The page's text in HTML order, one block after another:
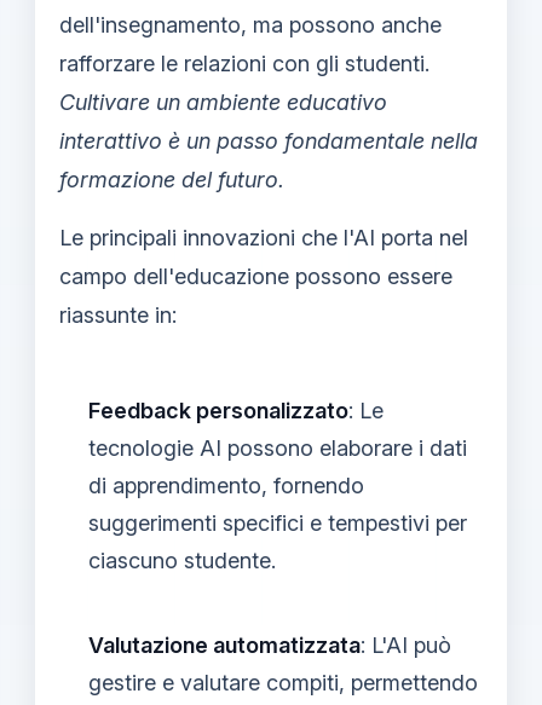
dell'insegnamento, ma possono anche
rafforzare le relazioni con gli studenti.
Cultivare un ambiente educativo
interattivo è un passo fondamentale nella
formazione del futuro.
Le principali innovazioni che l'AI porta nel
campo dell'educazione possono essere
riassunte in:
Feedback personalizzato: Le
tecnologie AI possono elaborare i dati
di apprendimento, fornendo
suggerimenti specifici e tempestivi per
ciascuno studente.
Valutazione automatizzata: L'AI può
gestire e valutare compiti, permettendo